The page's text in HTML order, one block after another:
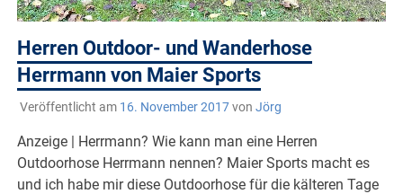
Herren Outdoor- und Wanderhose
Herrmann von Maier Sports
Veröffentlicht am 16. November 2017von Jörg
Anzeige | Herrmann? Wie kann man eine Herren
Outdoorhose Herrmann nennen? Maier Sports macht es
und ich habe mir diese Outdoorhose für die kälteren Tage